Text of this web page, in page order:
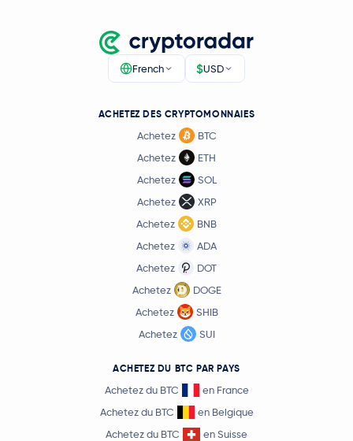
French $USD
ACHETEZ DES CRYPTOMONNAIES
Achetez
BTC
Achetez
ETH
Achetez
SOL
Achetez
XRP
Achetez
BNB
Achetez
ADA
Achetez
DOT
Achetez
DOGE
Achetez
SHIB
Achetez
SUI
ACHETEZ DU BTC PAR PAYS
Achetez du BTC
en France
Achetez du BTC
en Belgique
Achetez du BTC
en Suisse